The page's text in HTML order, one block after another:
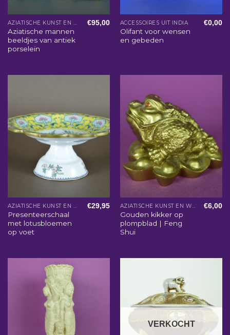
Aziatische mannen
beeldjes van antiek
porselein
€95,00 ACCESSOIRES UIT INDIA
Olifant voor wensen
en gebeden
€0,00
AZIATISCHE KUNST EN WOONACCESSOIRES
Presenteerschaal
met lotusbloemen
op voet
€29,95 AZIATISCHE KUNST EN WOONACCESSOIRES
Gouden kikker op
plompblad | Feng
Shui
€6,00
VERKOCHT